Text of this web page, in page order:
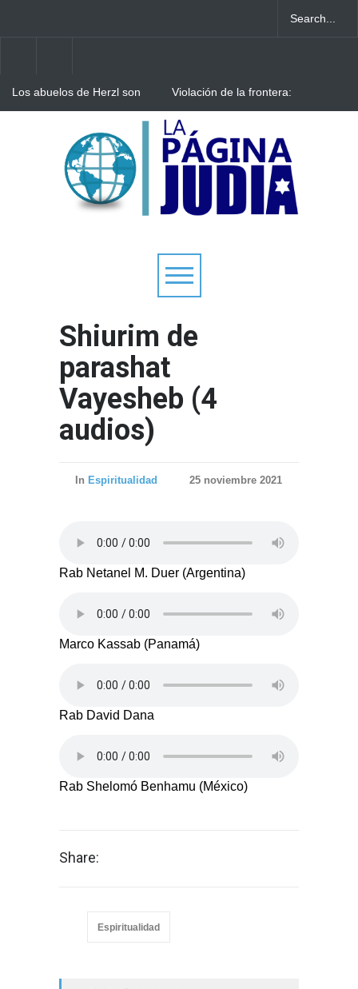
Los abuelos de Herzl son
Jerusalem, cumpliendo así
Violación de la frontera:
al Líbano
Arqueólogos descubren
tesoros de la Gran
Sinagoga de Vilna
Shiurim de
parashat
Vayesheb (4
audios)
In Espiritualidad 25 noviembre 2021
Rab Netanel M. Duer (Argentina)
Marco Kassab (Panamá)
Rab David Dana
Rab Shelomó Benhamu (México)
Share:
Espiritualidad